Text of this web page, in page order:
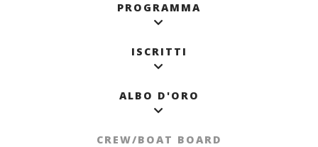
PROGRAMMA
ISCRITTI
ALBO D'ORO
CREW/BOAT BOARD